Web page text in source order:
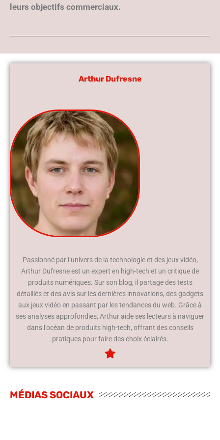
leurs objectifs commerciaux.
Arthur Dufresne
Passionné par l’univers de la technologie et des jeux vidéo,
Arthur Dufresne est un expert en high-tech et un critique de
produits numériques. Sur son blog, il partage des tests
détaillés et des avis sur les dernières innovations, des gadgets
aux jeux vidéo en passant par les tendances du web. Grâce à
ses analyses approfondies, Arthur aide ses lecteurs à naviguer
dans l’océan de produits high-tech, offrant des conseils
pratiques pour faire des choix éclairés.
MÉDIAS SOCIAUX